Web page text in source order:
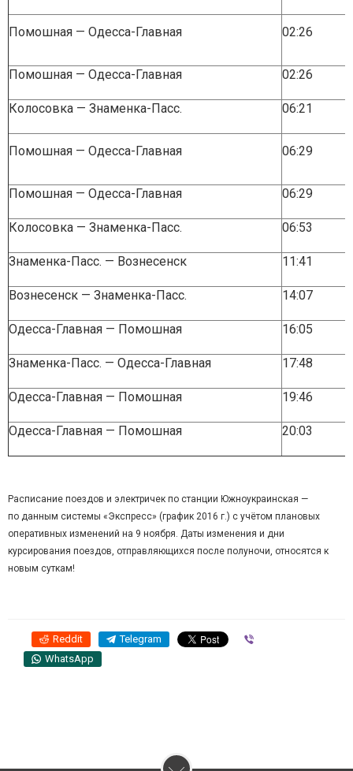
Помошная — Одесса-Главная 02:26
Помошная — Одесса-Главная 02:26
Колосовка — Знаменка-Пасс. 06:21
Помошная — Одесса-Главная 06:29
Помошная — Одесса-Главная 06:29
Колосовка — Знаменка-Пасс. 06:53
Знаменка-Пасс. — Вознесенск 11:41
Вознесенск — Знаменка-Пасс. 14:07
Одесса-Главная — Помошная 16:05
Знаменка-Пасс. — Одесса-Главная 17:48
Одесса-Главная — Помошная 19:46
Одесса-Главная — Помошная 20:03
Расписание поездов и электричек по станции Южноукраинская —
по данным системы «Экспресс» (график 2016 г.) с учётом плановых
оперативных изменений на 9 ноября. Даты изменения и дни
курсирования поездов, отправляющихся после полуночи, относятся к
новым суткам!
Reddit Telegram
WhatsApp